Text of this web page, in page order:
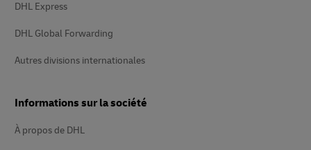
DHL Express
DHL Global Forwarding
Autres divisions internationales
Informations sur la société
À propos de DHL